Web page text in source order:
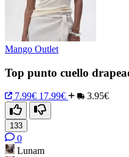
Mango Outlet
Top punto cuello
7.99€ 17.99€ 3.95€
133
0
Lunam